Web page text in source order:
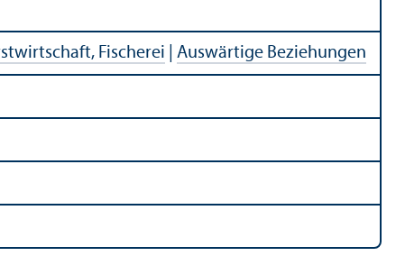
Fischerei Auswärtige Beziehungen